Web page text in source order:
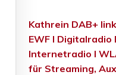
Kathrein DAB+
EWF I Digitalradio
Internetradio I
für Streaming,